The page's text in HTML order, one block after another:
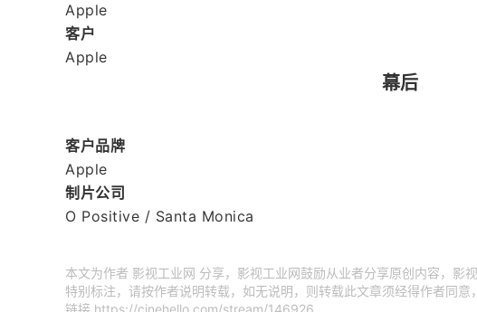
Apple
客户
Apple
幕后
客户品牌
Apple
制片公司
O Positive / Santa Monica
本文为作者 影视工业网 分享，影视工业网鼓励从业者分享原创内容，影
特别标注，请按作者说明转载，如无说明，则转载此文章须经得作者同
链接 https://cinehello.com/stream/146926